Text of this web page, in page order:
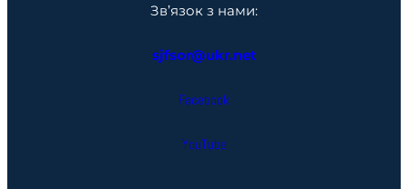
Зв’язок з нами:
sjfsor@ukr.net
Facebook
YouTube